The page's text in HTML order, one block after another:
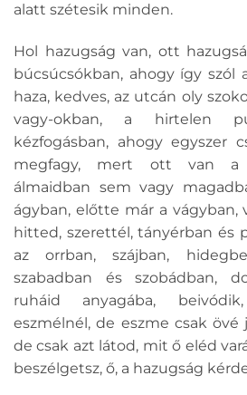
alatt szétesik minden.
Hol hazugság van, ott
búcsúcsókban, ahogy így szól
haza, kedves, az utcán oly
vagy-okban, a hirtelen
kézfogásban, ahogy egyszer
megfagy, mert ott van a
álmaidban sem vagy
ágyban, előtte már a vágyban,
hitted, szerettél, tányérban és
az orrban, szájban,
szabadban és szobádban,
ruháid anyagába,
eszmélnél, de eszme csak övé
de csak azt látod, mit ő eléd
beszélgetsz, ő, a hazugság